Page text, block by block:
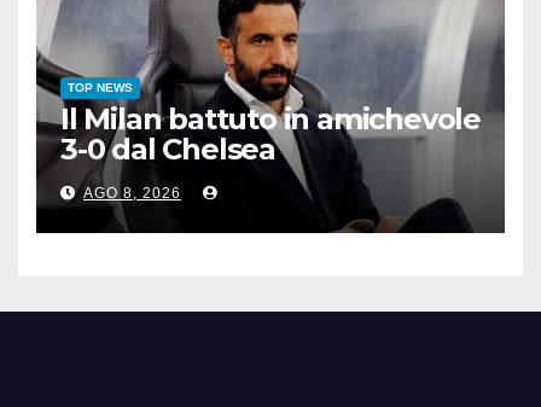
TOP NEWS
Il Milan battuto in amichevole
3-0 dal Chelsea
AGO 8, 2026